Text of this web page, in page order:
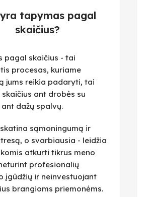
tapymas pagal
skaičius?
pagal skaičius - tai
procesas, kuriame
jums reikia padaryti, tai
ant drobės su
dažų spalvų.
sąmoningumą ir
o svarbiausia - leidžia
atkurti tikrus meno
profesionalių
įgūdžių ir neinvestuojant
brangioms priemonėms.